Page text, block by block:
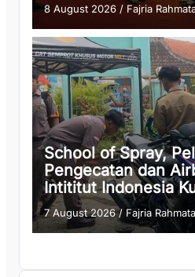
8 August 2026 / Fajria
School of Spray,
Pengecatan dan
Intititut Indonesia
7 August 2026/ Fajria